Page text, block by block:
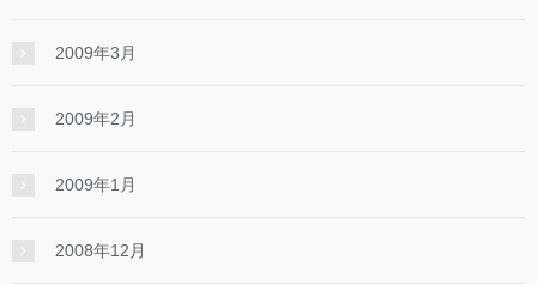
2009年3月
2009年2月
2009年1月
2008年12月